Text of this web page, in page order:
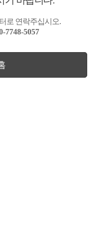
로 연락주십시오.
7748-5057